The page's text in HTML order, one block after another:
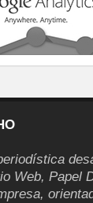
Web, Papel